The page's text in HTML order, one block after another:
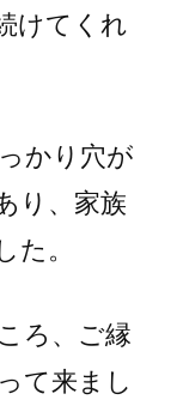
けてくれ
かり穴が
り、家族
た。
ろ、ご縁
て来まし